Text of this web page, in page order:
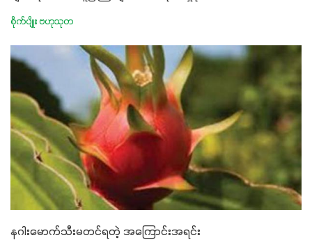
စိုက်ပျိုး ဗဟုသုတ
နဂါးမောက်သီးမတင်ရတဲ့ အကြောင်းအရင်း